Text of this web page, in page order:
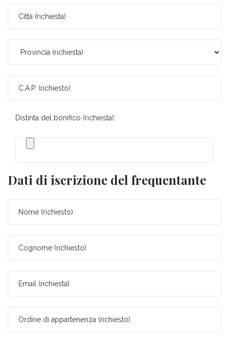
Distinta del bonifico (richiesta):
Dati di iscrizione del frequentante